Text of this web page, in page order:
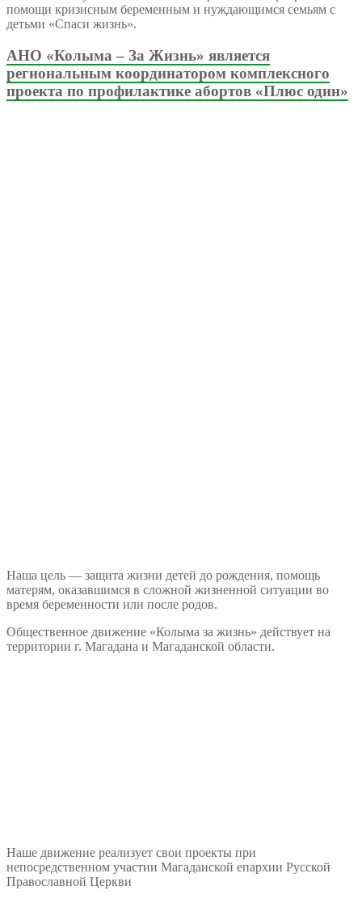
помощи кризисным беременным и нуждающимся семьям с
детьми «Спаси жизнь».
АНО «Колыма – За Жизнь» является
региональным координатором комплексного
проекта по профилактике абортов «Плюс один»
Наша цель — защита жизни детей до рождения, помощь
матерям, оказавшимся в сложной жизненной ситуации во
время беременности или после родов.
Общественное движение «Колыма за жизнь» действует на
территории г. Магадана и Магаданской области.
Наше движение реализует свои проекты при
непосредственном участии Магаданской епархии Русской
Православной Церкви